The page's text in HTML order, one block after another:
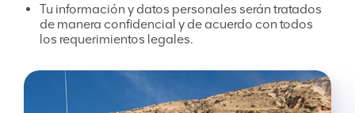
Tu información y datos personales serán tratados
de manera confidencial y de acuerdo con todos
los requerimientos legales.